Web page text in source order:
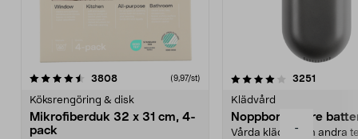
-
3808recensioner (9,97/st)
Köksrengöring & disk
Mikrofiberduk 32 x 31 cm, 4-
pack
4.0av 5 stjärnor 3251
Klädvård
Noppborttagare
Vårda kläder och andra
4.5av 5 stjärnor